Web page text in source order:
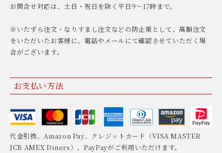
お問合せ対応は、土日・祝日を除く平日9〜17時まで。
※いたずら注文・なりすまし注文などの防止策として、高額注文
をいただいたお客様に、電話やメールにて確認させていただく場
合がございます。
お支払い方法
代金引換、Amazon Pay、クレジットカード（VISA MASTER
JCB AMEX Diners）、PayPayがご利用いただけます。